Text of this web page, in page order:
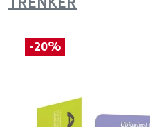
-20%